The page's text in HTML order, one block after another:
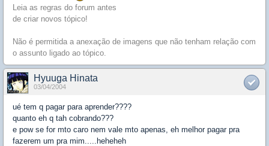
Leia as regras do forum antes
de criar novos tópico!
Não é permitida a anexação de imagens que não tenham relação com
o assunto ligado ao tópico.
Hyuuga Hinata
03/04/2004
ué tem q pagar para aprender????
quanto eh q tah cobrando???
e pow se for mto caro nem vale mto apenas, eh melhor pagar pra
fazerem um pra mim.....heheheh